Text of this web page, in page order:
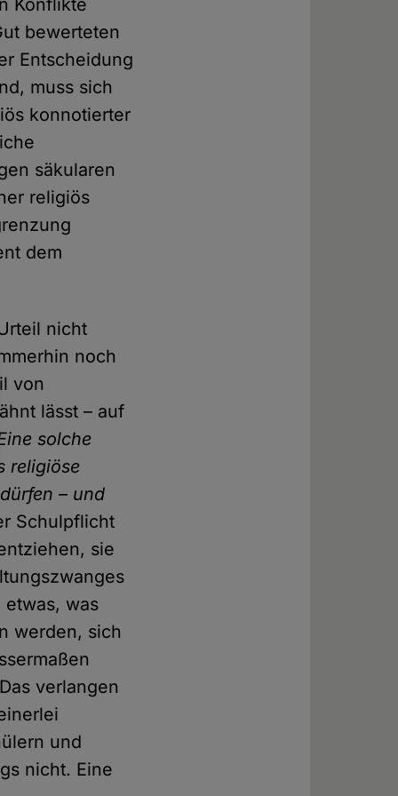
Konflikte
bewerteten
Entscheidung
muss sich
konnotierter
säkularen
religiös
dem
nicht
noch
von
lässt – auf
solche
religiöse
– und
Schulpflicht
sie
was
werden, sich
verlangen
und
nicht. Eine